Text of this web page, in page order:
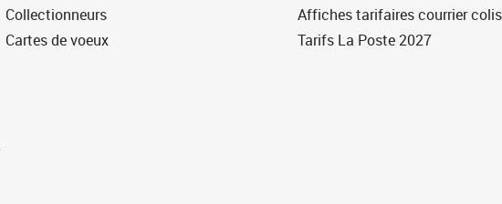
Collectionneurs
Cartes de voeux
Affiches tarifaires courrier colis
Tarifs La Poste 2027